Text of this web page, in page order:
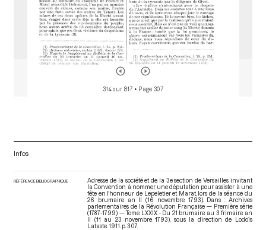
314 sur 817 • Page 307
Infos
RÉFÉRENCE BIBLIOGRAPHIQUE
Adresse de la société et de la 3e section de Versailles invitant
la Convention à nommer une députation pour assister à une
fête en l'honneur de Lepeletier et Marat, lors de la séance du
26 brumaire an II (16 novembre 1793). Dans : Archives
parlementaires de la Révolution Française — Première série
(1787-1799) — Tome LXXIX - Du 21 brumaire au 3 frimaire an
II (11 au 23 novembre 1793) , sous la direction de Lodoïs
Lataste. 1911. p. 307.